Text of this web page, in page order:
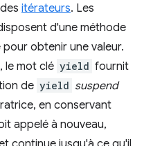
itérateurs. Les
d'une méthode
obtenir une valeur.
le mot clé yield fournit
de yield suspend
en conservant
appelé à nouveau,